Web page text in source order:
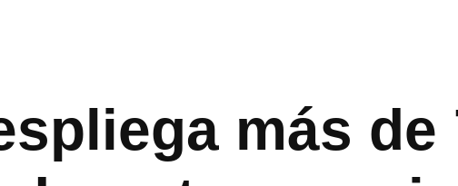
más de